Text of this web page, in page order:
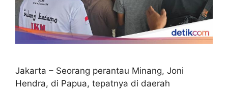
Jakarta – Seorang perantau Minang, Joni
Hendra, di Papua, tepatnya di daerah